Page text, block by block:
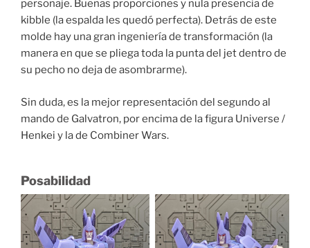
personaje. Buenas proporciones y nula presencia de
kibble (la espalda les quedó perfecta). Detrás de este
molde hay una gran ingeniería de transformación (la
manera en que se pliega toda la punta del jet dentro de
su pecho no deja de asombrarme).
Sin duda, es la mejor representación del segundo al
mando de Galvatron, por encima de la figura Universe /
Henkei y la de Combiner Wars.
Posabilidad